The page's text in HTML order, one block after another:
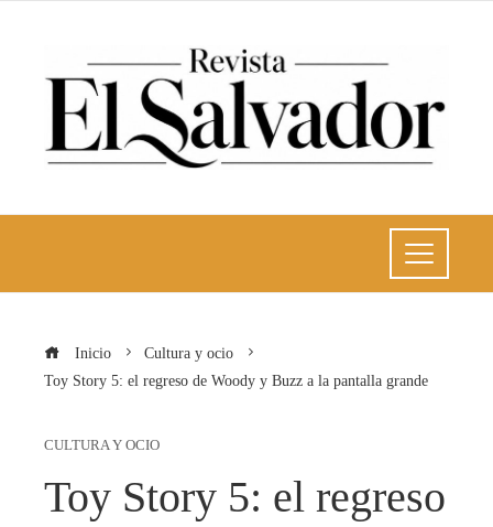
Inicio
Cultura y ocio
Toy Story 5: el regreso de Woody y Buzz a la pantalla grande
CULTURA Y OCIO
Toy Story 5: el regreso